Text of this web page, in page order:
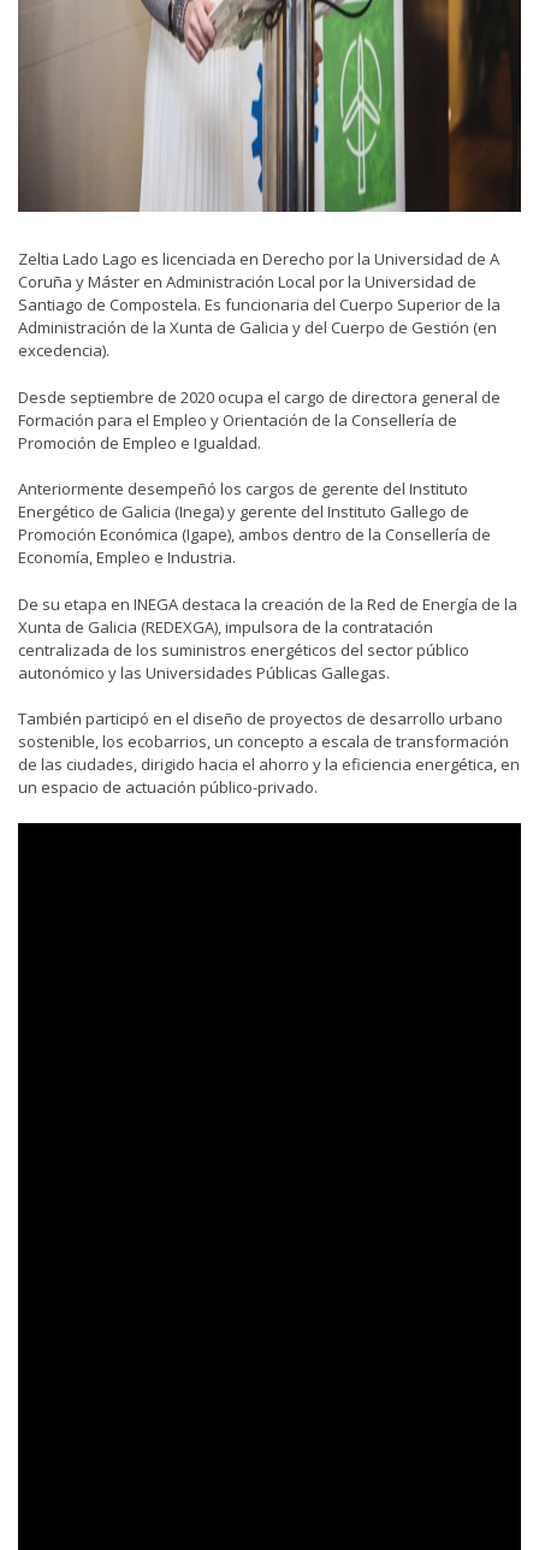
Zeltia Lado Lago es licenciada en Derecho por la Universidad de A
Coruña y Máster en Administración Local por la Universidad de
Santiago de Compostela. Es funcionaria del Cuerpo Superior de la
Administración de la Xunta de Galicia y del Cuerpo de Gestión (en
excedencia).
Desde septiembre de 2020 ocupa el cargo de directora general de
Formación para el Empleo y Orientación de la Consellería de
Promoción de Empleo e Igualdad.
Anteriormente desempeñó los cargos de gerente del Instituto
Energético de Galicia (Inega) y gerente del Instituto Gallego de
Promoción Económica (Igape), ambos dentro de la Consellería de
Economía, Empleo e Industria.
De su etapa en INEGA destaca la creación de la Red de Energía de la
Xunta de Galicia (REDEXGA), impulsora de la contratación
centralizada de los suministros energéticos del sector público
autonómico y las Universidades Públicas Gallegas.
También participó en el diseño de proyectos de desarrollo urbano
sostenible, los ecobarrios, un concepto a escala de transformación
de las ciudades, dirigido hacia el ahorro y la eficiencia energética, en
un espacio de actuación público-privado.